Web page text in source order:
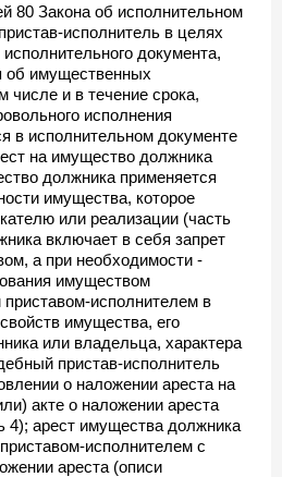
80 Закона об исполнительном
исполнитель в целях
документа,
об имущественных
числе и в течение срока,
исполнения
в исполнительном документе
на имущество должника
должника применяется
имущества, которое
или реализации (часть
включает в себя запрет
а при необходимости -
имуществом
исполнителем в
имущества, его
или владельца, характера
пристав-исполнитель
о наложении ареста на
акте о наложении ареста
4); арест имущества должника
исполнителем с
ареста (описи